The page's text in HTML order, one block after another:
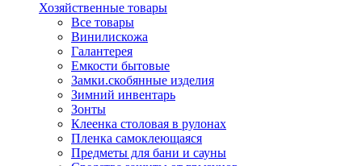
Хозяйственные товары
Все товары
Винилискожа
Галантерея
Емкости бытовые
Замки.скобянные изделия
Зимний инвентарь
Зонты
Клеенка столовая в рулонах
Пленка самоклеющаяся
Предметы для бани и сауны